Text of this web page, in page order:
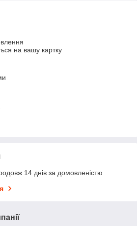
на вашу картку
14 днів за домовленістю